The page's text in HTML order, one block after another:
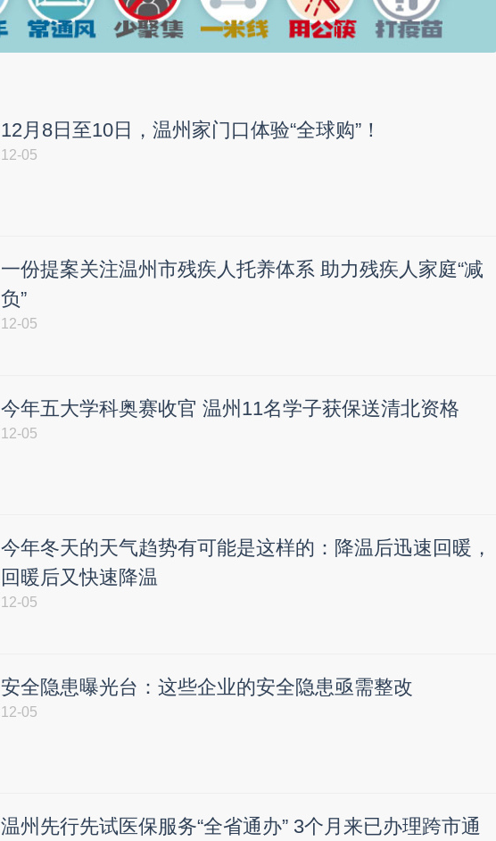
12月8日至10日，温州家门口体验“全球购”！
12-05
一份提案关注温州市残疾人托养体系 助力残疾人家庭“减
负”
12-05
今年五大学科奥赛收官 温州11名学子获保送清北资格
12-05
今年冬天的天气趋势有可能是这样的：降温后迅速回暖，
回暖后又快速降温
12-05
安全隐患曝光台：这些企业的安全隐患亟需整改
12-05
温州先行先试医保服务“全省通办” 3个月来已办理跨市通